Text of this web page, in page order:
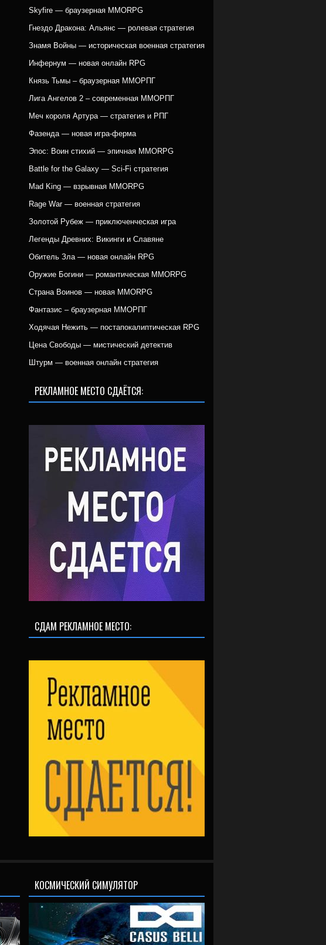
Skyfire — браузерная MMORPG
Гнездо Дракона: Альянс — ролевая стратегия
Знамя Войны — историческая военная стратегия
Инфернум — новая онлайн RPG
Князь Тьмы – браузерная ММОРПГ
Лига Ангелов 2 – современная ММОРПГ
Меч короля Артура — стратегия и РПГ
Фазенда — новая игра-ферма
Эпос: Воин стихий — эпичная MMORPG
Battle for the Galaxy — Sci-Fi стратегия
Mad King — взрывная MMORPG
Rage War — военная стратегия
Золотой Рубеж — приключенческая игра
Легенды Древних: Викинги и Славяне
Обитель Зла — новая онлайн RPG
Оружие Богини — романтическая MMORPG
Страна Воинов — новая MMORPG
Фантазис – браузерная ММОРПГ
Ходячая Нежить — постапокалиптическая RPG
Цена Свободы — мистический детектив
Штурм — военная онлайн стратегия
РЕКЛАМНОЕ МЕСТО СДАЁТСЯ:
СДАМ РЕКЛАМНОЕ МЕСТО:
КОСМИЧЕСКИЙ СИМУЛЯТОР